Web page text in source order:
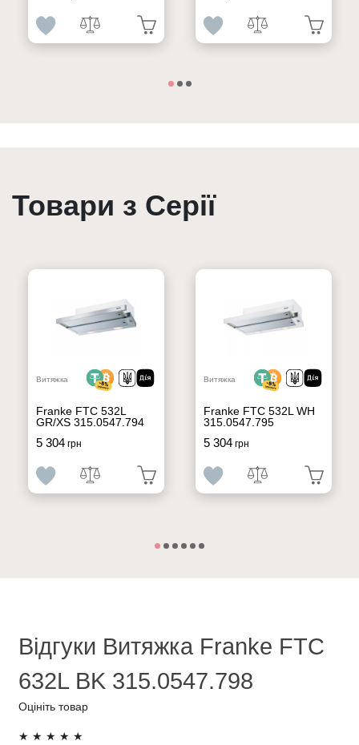
Товари з Серії
Витяжка
Franke FTC 532L
GR/XS 315.0547.794
5 304грн
Витяжка
Franke FTC 532L WH
315.0547.795
5 304грн
Відгуки Витяжка Franke FTC
632L BK 315.0547.798
Оцініть товар
★ ★ ★ ★ ★